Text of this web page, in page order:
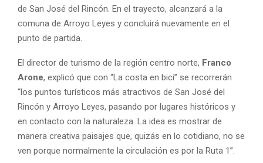
de San José del Rincón. En el trayecto, alcanzará a la
comuna de Arroyo Leyes y concluirá nuevamente en el
punto de partida.
El director de turismo de la región centro norte, Franco
Arone, explicó que con “La costa en bici” se recorrerán
“los puntos turísticos más atractivos de San José del
Rincón y Arroyo Leyes, pasando por lugares históricos y
en contacto con la naturaleza. La idea es mostrar de
manera creativa paisajes que, quizás en lo cotidiano, no se
ven porque normalmente la circulación es por la Ruta 1”.